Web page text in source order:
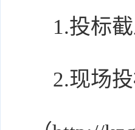
1.投标截
2.现场投